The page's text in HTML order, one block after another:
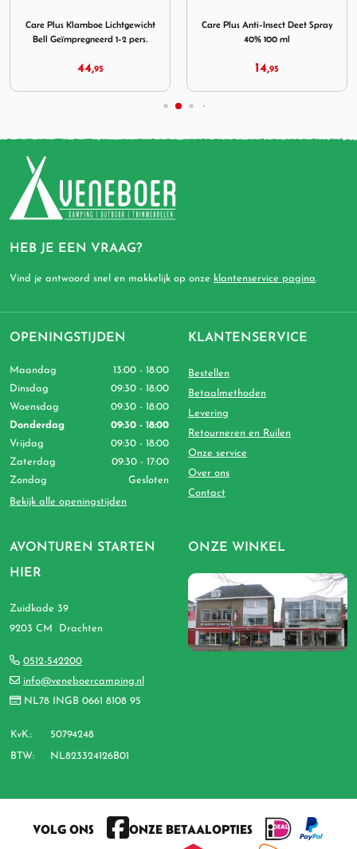
Care Plus Klamboe Lichtgewicht
Bell Geïmpregneerd 1-2 pers.
44,95
Care Plus Anti-Insect Deet Spray
40% 100 ml
14,95
HEB JE EEN VRAAG?
Vind je antwoord snel en makkelijk op onze klantenservice pagina.
AVONTUREN STARTEN
HIER
Zuidkade 39
9203 CM Drachten
0512-542200
info@veneboercamping.nl
NL78 INGB 0661 8108 95
KvK.: 50794248
BTW: NL823324126B01
OPENINGSTIJDEN
Maandag
13:00 - 18:00
Dinsdag
09:30 - 18:00
Woensdag
09:30 - 18:00
Donderdag
09:30 - 18:00
Vrijdag
09:30 - 18:00
Zaterdag
09:30 - 17:00
Zondag
Gesloten
Bekijk alle openingstijden
KLANTENSERVICE
Bestellen
Betaalmethoden
Levering
Retourneren en Ruilen
Onze service
Over ons
Contact
ONZE WINKEL
VOLG ONS ONZE BETAALOPTIES